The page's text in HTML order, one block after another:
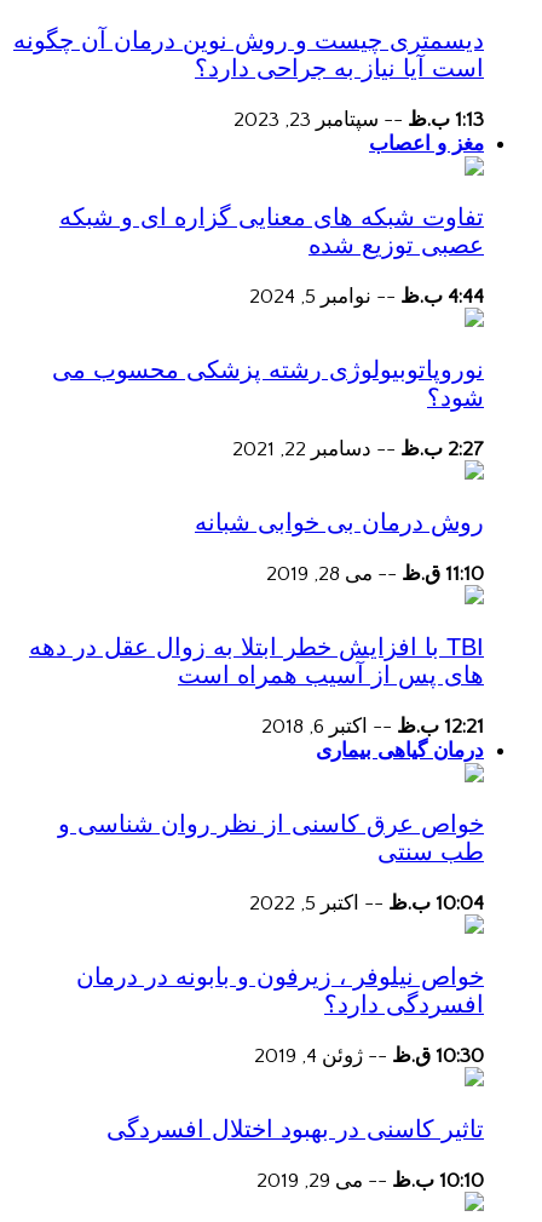
دیسمتری چیست و روش نوین درمان آن چگونه
است آیا نیاز به جراحی دارد؟
1:13 ب.ظ -- سپتامبر 23, 2023
مغز و اعصاب
تفاوت شبکه های معنایی گزاره ای و شبکه
عصبی توزیع شده
4:44 ب.ظ -- نوامبر 5, 2024
نوروپاتوبیولوژی رشته پزشکی محسوب می
شود؟
2:27 ب.ظ -- دسامبر 22, 2021
روش درمان بی خوابی شبانه
11:10 ق.ظ -- می 28, 2019
TBI با افزایش خطر ابتلا به زوال عقل در دهه
های پس از آسیب همراه است
12:21 ب.ظ -- اکتبر 6, 2018
درمان گیاهی بیماری
خواص عرق کاسنی از نظر روان شناسی و
طب سنتی
10:04 ب.ظ -- اکتبر 5, 2022
خواص نیلوفر ، زیرفون و بابونه در درمان
افسردگی دارد؟
10:30 ق.ظ -- ژوئن 4, 2019
تاثیر کاسنی در بهبود اختلال افسردگی
10:10 ب.ظ -- می 29, 2019